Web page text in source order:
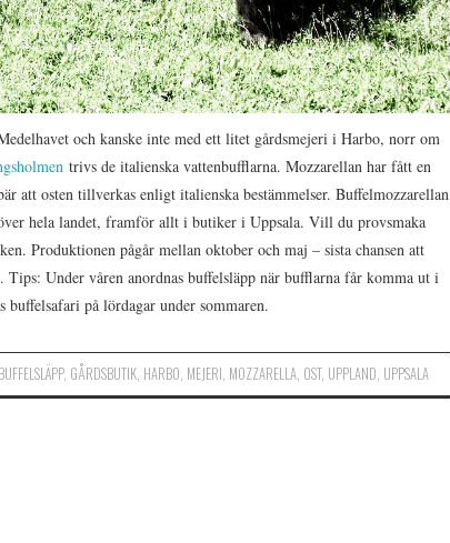
och kanske inte med ett litet gårdsmejeri i Harbo, norr om
trivs de italienska vattenbufflarna. Mozzarellan har fått en
att osten tillverkas enligt italienska bestämmelser. Buffelmozzarellan
hela landet, framför allt i butiker i Uppsala. Vill du provsmaka
Produktionen pågår mellan oktober och maj – sista chansen att
Tips: Under våren anordnas buffelsläpp när bufflarna får komma ut i
buffelsafari på lördagar under sommaren.
BUFFELSLÄPP, GÅRDSBUTIK, HARBO, MEJERI, MOZZARELLA, OST, UPPLAND, UPPSALA